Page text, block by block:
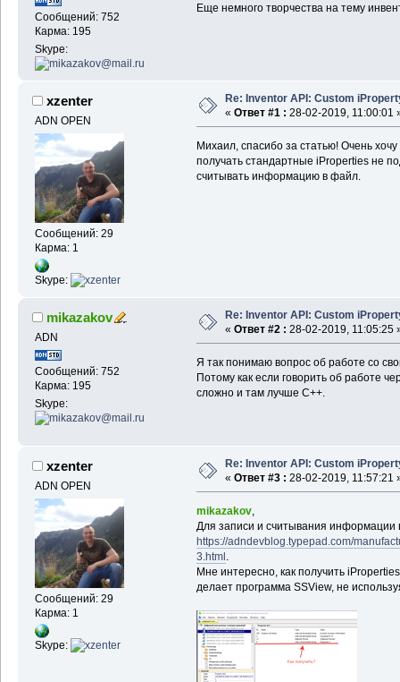
Сообщений: 752
Карма: 195
Skype:
Еще немного творчества на тему
xzenter
ADN OPEN
Сообщений: 29
Карма: 1
Skype:
Re: Inventor API: Custom
« Ответ #1 : 28-02-2019, 11:00:01
Михаил, спасибо за статью! Очень
получать стандартные iProperties не
считывать информацию в файл.
mikazakov
ADN
Сообщений: 752
Карма: 195
Skype:
Re: Inventor API: Custom
« Ответ #2 : 28-02-2019, 11:05:25
Я так понимаю вопрос об работе со
Потому как если говорить об работе
сложно и там лучше С++.
xzenter
ADN OPEN
Сообщений: 29
Карма: 1
Skype:
Re: Inventor API: Custom
« Ответ #3 : 28-02-2019, 11:57:21
mikazakov,
Для записи и считывания информации
https://adndevblog.typepad.com/
3.html
Мне интересно, как получить
делает программа SSView, не